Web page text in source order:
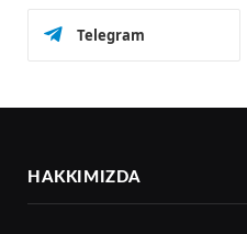
Telegram
HAKKIMIZDA